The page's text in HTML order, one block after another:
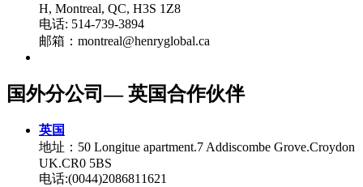
H, Montreal, QC, H3S 1Z8
电话: 514-739-3894
邮箱：montreal@henryglobal.ca
国外分公司— 英国合作伙伴
英国
地址：50 Longitue apartment.7 Addiscombe Grove.Croydon
UK.CR0 5BS
电话:(0044)2086811621